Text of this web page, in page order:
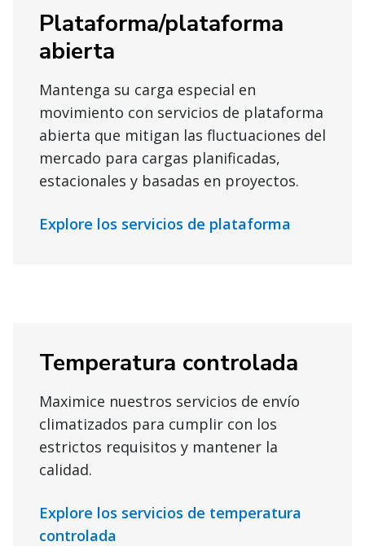
Plataforma/plataforma
abierta
Mantenga su carga especial en
movimiento con servicios de plataforma
abierta que mitigan las fluctuaciones del
mercado para cargas planificadas,
estacionales y basadas en proyectos.
Explore los servicios de plataforma
Temperatura controlada
Maximice nuestros servicios de envío
climatizados para cumplir con los
estrictos requisitos y mantener la
calidad.
Explore los servicios de temperatura
controlada